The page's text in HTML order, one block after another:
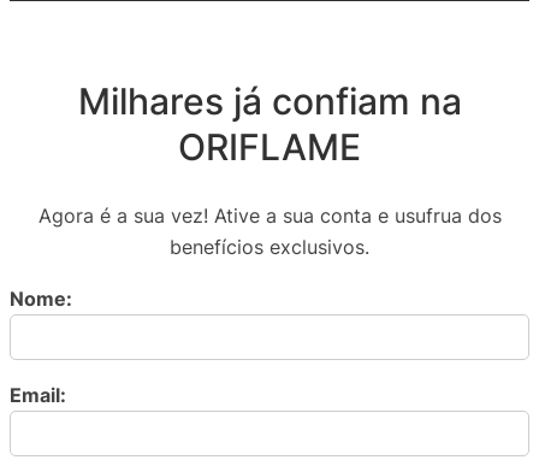
Milhares já confiam na
ORIFLAME
Agora é a sua vez! Ative a sua conta e usufrua dos
benefícios exclusivos.
Nome:
Email: